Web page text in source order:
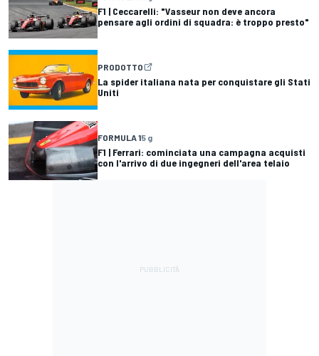
F1 | Ceccarelli: "Vasseur non deve ancora
pensare agli ordini di squadra: è troppo presto"
PRODOTTO
La spider italiana nata per conquistare gli Stati
Uniti
FORMULA 15 g
F1 | Ferrari: cominciata una campagna acquisti
con l'arrivo di due ingegneri dell'area telaio